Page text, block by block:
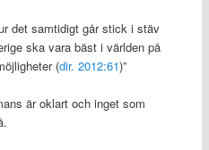
det samtidigt går stick i stäv
ska vara bäst i världen på
(dir. 2012:61)”
är oklart och inget som